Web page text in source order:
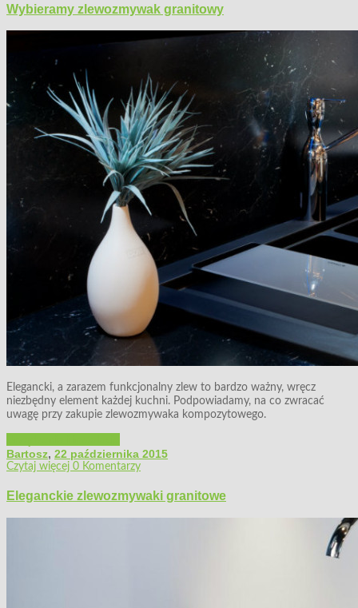
Wybieramy zlewozmywak granitowy
Elegancki, a zarazem funkcjonalny zlew to bardzo ważny, wręcz
niezbędny element każdej kuchni. Podpowiadamy, na co zwracać
uwagę przy zakupie zlewozmywaka kompozytowego.
Bartosz, 22 października 2015
Czytaj więcej 0 Komentarzy
Eleganckie zlewozmywaki granitowe